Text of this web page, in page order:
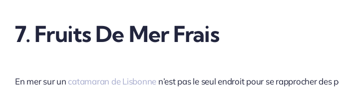
7. Fruits De Mer Frais
En mer sur un catamaran de Lisbonne n’est pas le seul endroit pour se rapprocher des